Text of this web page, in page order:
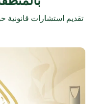
تقديم استشارات قانونية